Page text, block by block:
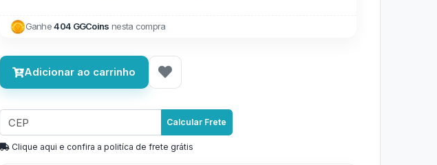
Ganhe404 GGCoins nesta compra
Adicionar ao carrinho
Calcular Frete
Clique aqui e confira a politíca de frete grátis